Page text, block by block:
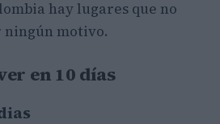
hay lugares que no
ningún motivo.
en 10 días